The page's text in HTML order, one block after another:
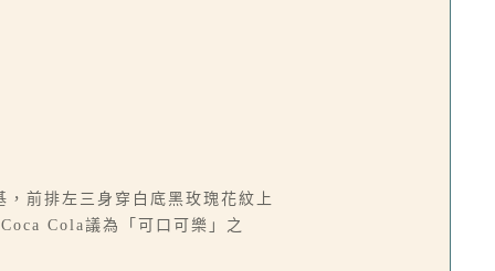
前排左三身穿白底黑玫瑰花紋上
Cola議為「可口可樂」之